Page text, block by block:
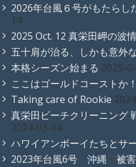
2026年台風６号がもたらし
14
2025 Oct. 12 真栄田岬の波
五十肩が治る、しかも意外
本格シーズン始まる 2025-
ここはゴールドコーストか！
Taking care of Rookie
真栄田ビーチクリーニング
2024-03-04
ハワイアンボーイたちとサ
2023年台風6号 沖縄 被害